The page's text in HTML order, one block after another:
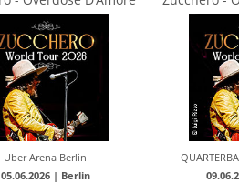
Tour 2026
Uber Arena Berlin
05.06.2026 | Berlin